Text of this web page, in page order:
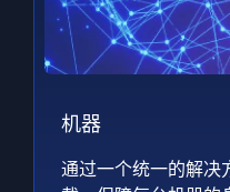
机器
通过一个统一的解决